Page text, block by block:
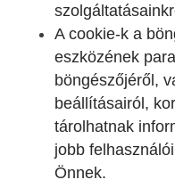
A cookie-k a
eszközének
böngészőjéről,
beállításairól,
tárolhatnak
jobb
Önnek.